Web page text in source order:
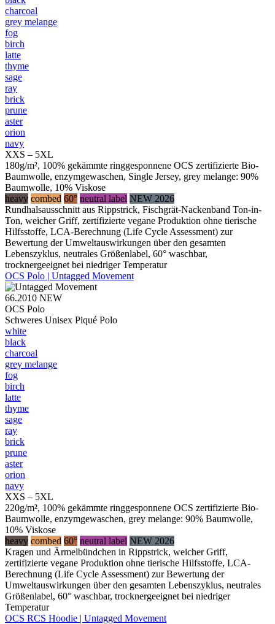
charcoal
grey melange
fog
birch
latte
thyme
sage
ray
brick
prune
aster
orion
navy
XXS – 5XL
180g/m², 100% gekämmte ringgesponnene OCS zertifizierte Bio-
Baumwolle, enzymgewaschen, Single Jersey, grey melange: 90%
Baumwolle, 10% Viskose
heavy combed 60° neutral label NEW 2026
Rundhalsausschnitt aus Rippstrick, Fischgrät-Nackenband Ton-in-
Ton, weicher Griff, zertifizierte vegane Produktion ohne tierische
Hilfsstoffe, LCA-Berechnung (Life Cycle Assessment) zur
Bewertung der Umweltauswirkungen über den gesamten
Lebenszyklus, neutrales Größenlabel, 60° waschbar,
trocknergeeignet bei niedriger Temperatur
OCS Polo | Untagged Movement
66.2010 NEW
OCS Polo
Schweres Unisex Piqué Polo
white
black
charcoal
grey melange
fog
birch
latte
thyme
sage
ray
brick
prune
aster
orion
navy
XXS – 5XL
220g/m², 100% gekämmte ringgesponnene OCS zertifizierte Bio-
Baumwolle, enzymgewaschen, grey melange: 90% Baumwolle,
10% Viskose
heavy combed 60° neutral label NEW 2026
Kragen und Ärmelbündchen in Rippstrick, weicher Griff,
zertifizierte vegane Produktion ohne tierische Hilfsstoffe, LCA-
Berechnung (Life Cycle Assessment) zur Bewertung der
Umweltauswirkungen über den gesamten Lebenszyklus, neutrales
Größenlabel, 60° waschbar, trocknergeeignet bei niedriger
Temperatur
OCS RCS Hoodie | Untagged Movement